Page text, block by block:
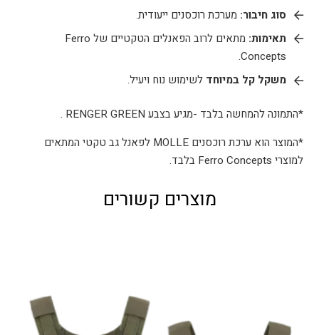
סוג חיבור: מערכת רוכסנים ייעודית.
תאימות:
מתאים לרוב הפאנלים הטקטיים של Ferro
Concepts.
משקל קל במיוחד לשימוש נוח ויעיל.
*התמונה להמחשה בלבד -מגיע בצבע RENGER GREEN .
*המוצר הוא ערכת רוכסנים MOLLE לפאנל גב טקטי המתאים
למוצרי Ferro Concepts בלבד.
מוצרים קשורים